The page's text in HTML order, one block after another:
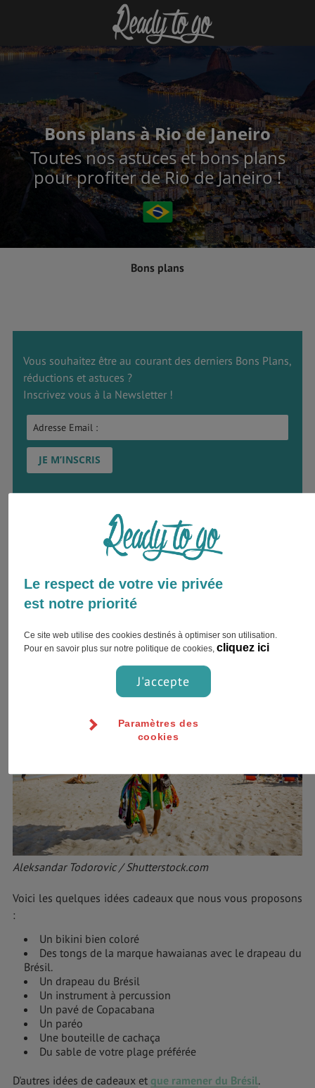
Bons plans à Rio de Janeiro
Toutes nos astuces et bons plans
pour profiter de Rio de Janeiro !
Bons plans
Vous souhaitez être au courant des derniers Bons Plans,
réductions et astuces ?
Inscrivez vous à la Newsletter !
Que ramener de Rio de Janeiro :
souvenirs et idées cadeaux
Vous allez en faire des jaloux lors de votre voyage à Rio !
Alors pourquoi ne pas ramener quelques présents à votre
famille et vos amis pour leur montrer que vous avez tout de
même pensé un petit peu à eux entre une samba et une
caipirinha !
Aleksandar Todorovic / Shutterstock.com
Voici les quelques idées cadeaux que nous vous proposons
:
Un bikini bien coloré
Des tongs de la marque hawaianas avec le drapeau du
Brésil.
Un drapeau du Brésil
Un instrument à percussion
Un pavé de Copacabana
Un paréo
Une bouteille de cachaça
Du sable de votre plage préférée
D'autres idées de cadeaux et que ramener du Brésil.
Le respect de votre vie privée
est notre priorité
Ce site web utilise des cookies destinés à optimiser son utilisation.
Pour en savoir plus sur notre politique de cookies, cliquez ici
J'accepte
Paramètres des
cookies